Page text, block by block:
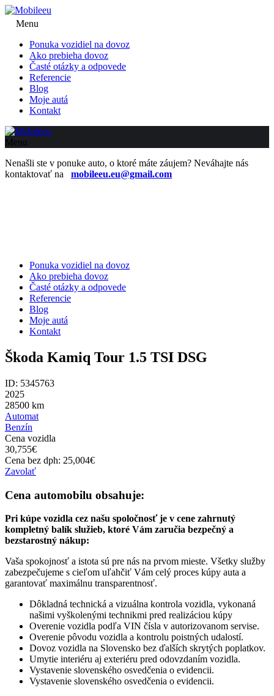
Menu
Ponuka vozidiel na dovoz
Ako prebieha dovoz
Časté otázky a odpovede
Referencie
Blog
Moje autá
Kontakt
Menu
Nenašli ste v ponuke auto, o ktoré máte záujem? Neváhajte nás
kontaktovať na mobileeu.eu@gmail.com
Ponuka vozidiel na dovoz
Ako prebieha dovoz
Časté otázky a odpovede
Referencie
Blog
Moje autá
Kontakt
Škoda Kamiq Tour 1.5 TSI DSG
ID: 5345763
2025
28500 km
Automat
Benzín
Cena vozidla
30,755€
Cena bez dph: 25,004€
Zavolať
Cena automobilu obsahuje:
Pri kúpe vozidla cez našu spoločnosť je v cene zahrnutý
kompletný balík služieb, ktoré Vám zaručia bezpečný a
bezstarostný nákup:
Vaša spokojnosť a istota sú pre nás na prvom mieste. Všetky služby
zabezpečujeme s cieľom uľahčiť Vám celý proces kúpy auta a
garantovať maximálnu transparentnosť.
Dôkladná technická a vizuálna kontrola vozidla, vykonaná
našimi vyškolenými technikmi pred realizáciou kúpy
Overenie vozidla podľa VIN čísla v autorizovanom servise.
Overenie pôvodu vozidla a kontrolu poistných udalostí.
Dovoz vozidla na Slovensko bez ďalších skrytých poplatkov.
Umytie interiéru aj exteriéru pred odovzdaním vozidla.
Vystavenie slovenského osvedčenia o evidencii.
Vystavenie slovenského osvedčenia o evidencii.